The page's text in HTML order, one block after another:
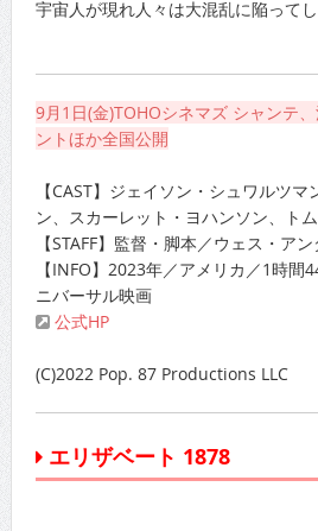
宇宙人が現れ人々は大混乱に陥って
9月1日(金)TOHOシネマズ シャンテ
ントほか全国公開
【CAST】ジェイソン・シュワルツ
ン、スカーレット・ヨハンソン、ト
【STAFF】監督・脚本／ウェス・ア
【INFO】2023年／アメリカ／1時
ニバーサル映画
公式HP
(C)2022 Pop. 87 Productions LLC
エリザベート 1878